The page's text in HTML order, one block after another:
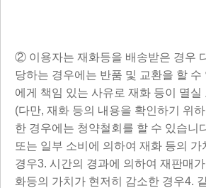
② 이용자는 재화등을 배송받은 경우
당하는 경우에는 반품 및 교환을 할
에게 책임 있는 사유로 재화 등이 멸실
(다만, 재화 등의 내용을 확인하기 위
한 경우에는 청약철회를 할 수 있습니
또는 일부 소비에 의하여 재화 등의
경우3. 시간의 경과에 의하여 재판매
화등의 가치가 현저히 감소한 경우4.